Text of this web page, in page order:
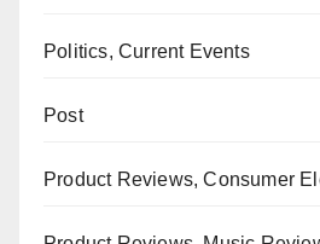
Politics, Current Events
Post
Product Reviews, Consumer